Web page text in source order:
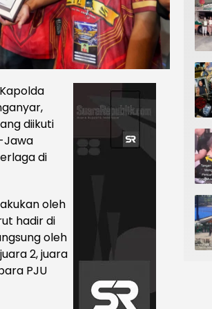
diikuti
Jawa
di
oleh
hadir di
oleh
2, juara
PJU